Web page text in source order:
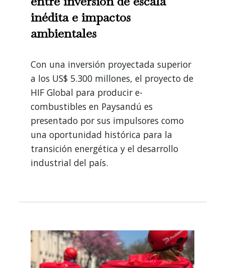
inédita e impactos
ambientales
Con una inversión proyectada superior
a los US$ 5.300 millones, el proyecto de
HIF Global para producir e-
combustibles en Paysandú es
presentado por sus impulsores como
una oportunidad histórica para la
transición energética y el desarrollo
industrial del país.